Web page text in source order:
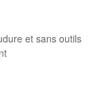
et sans outils